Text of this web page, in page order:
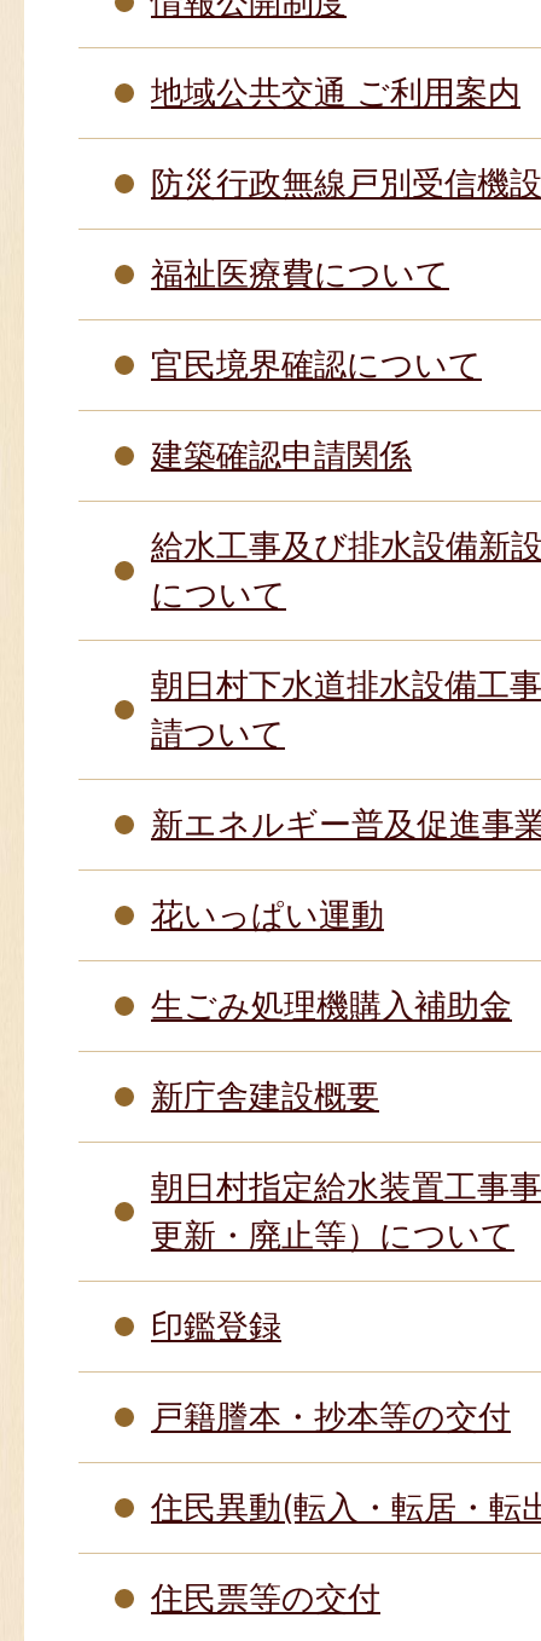
地域公共交通 ご利用案内
防災行政無線戸別受信機
福祉医療費について
官民境界確認について
建築確認申請関係
給水工事及び排水設備新
について
朝日村下水道排水設備工
請ついて
新エネルギー普及促進事
花いっぱい運動
生ごみ処理機購入補助金
新庁舎建設概要
朝日村指定給水装置工事
更新・廃止等）について
印鑑登録
戸籍謄本・抄本等の交付
住民異動(転入・転居・転
住民票等の交付